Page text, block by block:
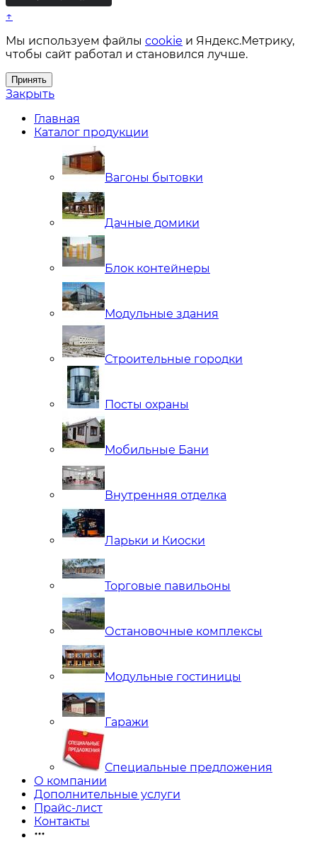
↑
Мы используем файлы cookie и Яндекс.Метрику,
чтобы сайт работал и становился лучше.
Принять
Закрыть
Главная
Каталог продукции
Вагоны бытовки
Дачные домики
Блок контейнеры
Модульные здания
Строительные городки
Посты охраны
Мобильные Бани
Внутренняя отделка
Ларьки и Киоски
Торговые павильоны
Остановочные комплексы
Модульные гостиницы
Гаражи
Специальные предложения
О компании
Дополнительные услуги
Прайс-лист
Контакты